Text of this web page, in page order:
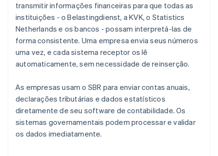
transmitir informações financeiras para que todas as
instituições - o Belastingdienst, a KVK, o Statistics
Netherlands e os bancos - possam interpretá-las de
forma consistente. Uma empresa envia seus números
uma vez, e cada sistema receptor os lê
automaticamente, sem necessidade de reinserção.
As empresas usam o SBR para enviar contas anuais,
declarações tributárias e dados estatísticos
diretamente de seu software de contabilidade. Os
sistemas governamentais podem processar e validar
os dados imediatamente.